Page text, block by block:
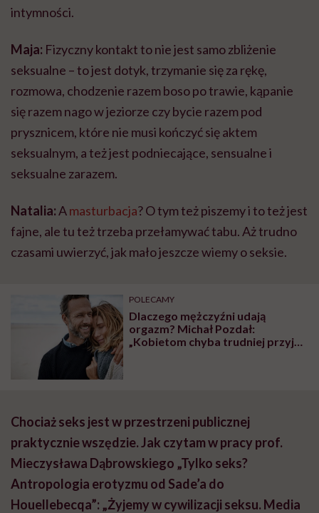
intymności.
Maja: Fizyczny kontakt to nie jest samo zbliżenie
seksualne – to jest dotyk, trzymanie się za rękę,
rozmowa, chodzenie razem boso po trawie, kąpanie
się razem nago w jeziorze czy bycie razem pod
prysznicem, które nie musi kończyć się aktem
seksualnym, a też jest podniecające, sensualne i
seksualne zarazem.
Natalia:Amasturbacja? O tym też piszemy i to też jest
fajne, ale tu też trzeba przełamywać tabu. Aż trudno
czasami uwierzyć, jak mało jeszcze wiemy o seksie.
POLECAMY
Dlaczego mężczyźni udają
orgazm? Michał Pozdał:
„Kobietom chyba trudniej przyjąć
Chociaż seks jest w przestrzeni publicznej
praktycznie wszędzie. Jak czytam w pracy prof.
Mieczysława Dąbrowskiego „Tylko seks?
Antropologia erotyzmu od Sade’a do
Houellebecqa”: „Żyjemy w cywilizacji seksu. Media